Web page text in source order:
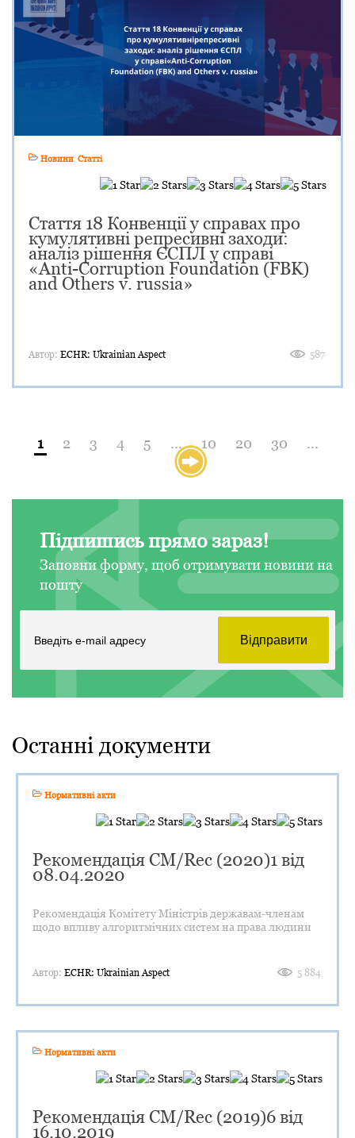
Новини Статті
Стаття 18 Конвенції у справах про
кумулятивні репресивні заходи:
аналіз рішення ЄСПЛ у справі
«Anti-Corruption Foundation (FBK)
and Others v. russia»
Автор: ECHR: Ukrainian Aspect 587
1 2 3 4 5 ... 10 20 30
...
»
Підпишись прямо зараз!
Заповни форму, щоб отримувати новини на
пошту
Останні документи
Нормативні акти
Рекомендація CM/Rec (2020)1 від
08.04.2020
Рекомендація Комітету Міністрів державам-членам
щодо впливу алгоритмічних систем на права людини
Автор: ECHR: Ukrainian Aspect 5 884
Нормативні акти
Рекомендація CM/Rec (2019)6 від
16.10.2019